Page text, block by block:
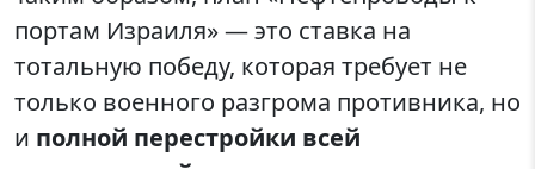
портам Израиля» — это ставка на
тотальную победу, которая требует не
только военного разгрома противника, но
и полной перестройки всей